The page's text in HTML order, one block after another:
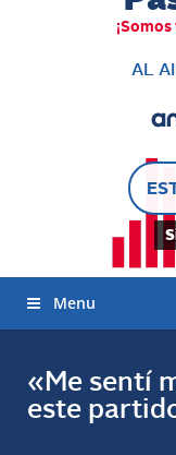
AL
Menu
«Me sentí
este